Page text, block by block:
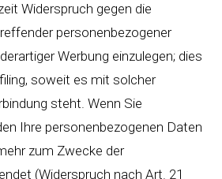
Widerspruch gegen die
personenbezogener
Werbung einzulegen; dies
soweit es mit solcher
steht. Wenn Sie
Ihre personenbezogenen Daten
zum Zwecke der
(Widerspruch nach Art. 21